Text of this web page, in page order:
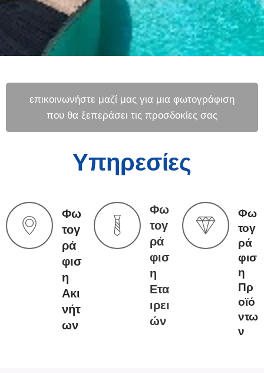
επικοινωνήστε μαζί μας για μια φωτογράφιση
που θα ξεπεράσει τις προσδοκίες σας
Υπηρεσίες
Φω
τογ
ρά
φισ
η
Ακι
νήτ
ων
Φω
τογ
ρά
φισ
η
Ετα
ιρει
ών
Φω
τογ
ρά
φισ
η
Πρ
οϊό
ντω
ν